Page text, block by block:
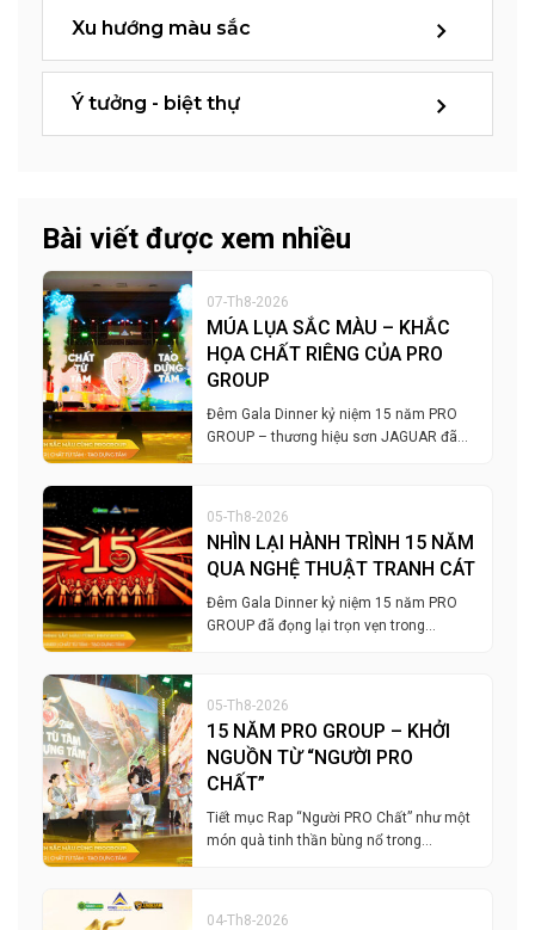
Xu hướng màu sắc
Ý tưởng - biệt thự
Bài viết được xem nhiều
07-Th8-2026
MÚA LỤA SẮC MÀU – KHẮC
HỌA CHẤT RIÊNG CỦA PRO
GROUP
Đêm Gala Dinner kỷ niệm 15 năm PRO
GROUP – thương hiệu sơn JAGUAR đã…
05-Th8-2026
NHÌN LẠI HÀNH TRÌNH 15 NĂM
QUA NGHỆ THUẬT TRANH CÁT
Đêm Gala Dinner kỷ niệm 15 năm PRO
GROUP đã đọng lại trọn vẹn trong…
05-Th8-2026
15 NĂM PRO GROUP – KHỞI
NGUỒN TỪ “NGƯỜI PRO
CHẤT”
Tiết mục Rap “Người PRO Chất” như một
món quà tinh thần bùng nổ trong…
04-Th8-2026